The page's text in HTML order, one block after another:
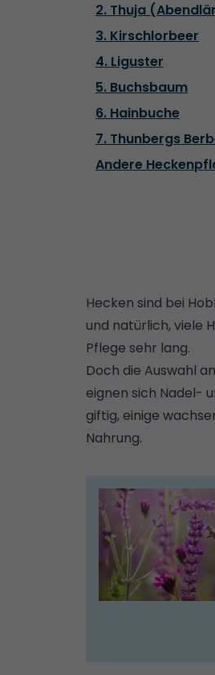
2. Thuja
3. Kirschlorbeer
4. Liguster
5. Buchsbaum
6. Hainbuche
7. Thunbergs
Andere
Hecken sind bei
und natürlich, viele
Pflege sehr lang.
Doch die Auswahl
eignen sich Nadel-
giftig, einige
Nahrung.